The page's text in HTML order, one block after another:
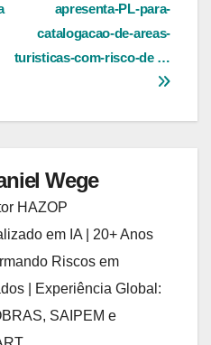
apresenta-PL-para-
catalogacao-de-areas-
turisticas-com-risco-de …
Wege
HAZOP
em IA | 20+ Anos
Riscos em
| Experiência Global:
SAIPEM e